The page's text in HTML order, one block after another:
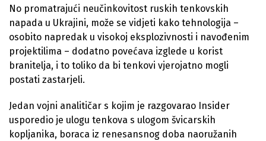
No promatrajući neučinkovitost ruskih tenkovskih
napada u Ukrajini, može se vidjeti kako tehnologija –
osobito napredak u visokoj eksplozivnosti i navođenim
projektilima – dodatno povećava izglede u korist
branitelja, i to toliko da bi tenkovi vjerojatno mogli
postati zastarjeli.
Jedan vojni analitičar s kojim je razgovarao Insider
usporedio je ulogu tenkova s ulogom švicarskih
kopljanika, boraca iz renesansnog doba naoružanih